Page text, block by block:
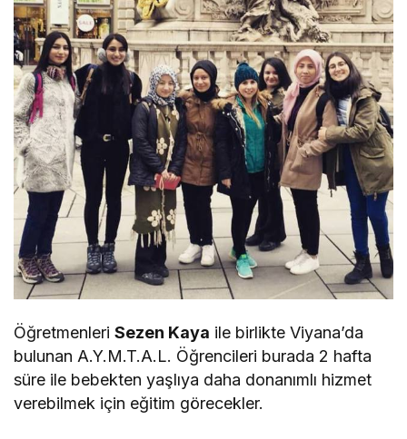
ÖğretmenleriSezen Kaya ile birlikte Viyana’da
bulunan A.Y.M.T.A.L. Öğrencileri burada 2 hafta
süre ile bebekten yaşlıya daha donanımlı hizmet
verebilmek için eğitim görecekler.